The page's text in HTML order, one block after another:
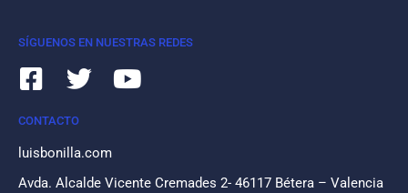
SÍGUENOS EN NUESTRAS REDES
CONTACTO
luisbonilla.com
Avda. Alcalde Vicente Cremades 2- 46117 Bétera – Valencia